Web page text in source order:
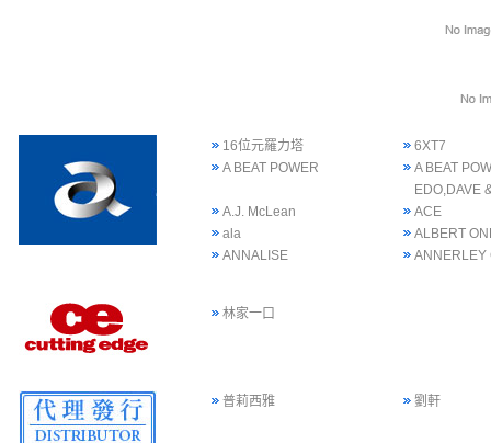
16位元羅力塔
6XT7
A BEAT POWER
A BEAT
EDO,DAVE
A.J. McLean
ACE
ala
ALBERT
ANNALISE
ANNERLEY
林家一口
普莉西雅 劉軒